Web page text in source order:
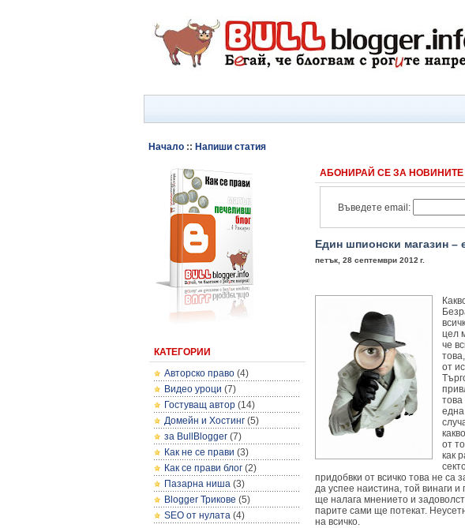
Начало :: Напиши статия
КАТЕГОРИИ
Авторско право (4)
Видео уроци (7)
Гостуващ автор (14)
Домейн и Хостинг (5)
за BullBlogger (7)
Как не се прави (3)
Как се прави блог (2)
Пазарна ниша (3)
Blogger Трикове (5)
SEO от нулата (4)
АБОНИРАЙ СЕ ЗА НОВИНИТЕ
Въведете email:
Един шпионски магазин –
петък, 28 септември 2012 г.
цел
че
от
една
от
как
придобвки от всичко това не са
да успее наистина, той винаги
ще налага мнението и
парите сами ще потекат.
на всичко.